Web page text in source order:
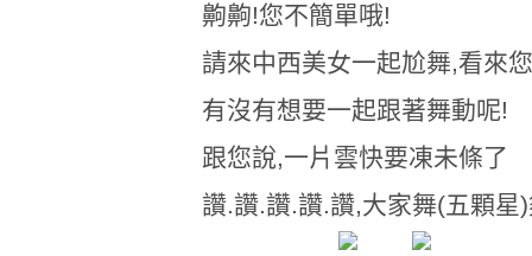
齁齁!您不簡單哦!
請來中西美女一起尬舞,看來
有沒有想要一起跟著舞動呢!
跟您說,一片雲快要凍未條了
讚.讚.讚.讚.讚,大家舞(五顆星